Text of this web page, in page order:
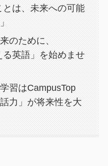
とは、未来への可能
のために、
る英語」を始めませ
習はCampusTop
力」が将来性を大